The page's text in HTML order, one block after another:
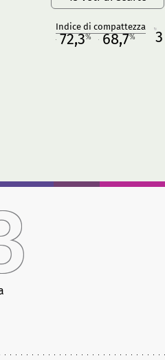
Indice di compattezza
72,3% 68,7% 3